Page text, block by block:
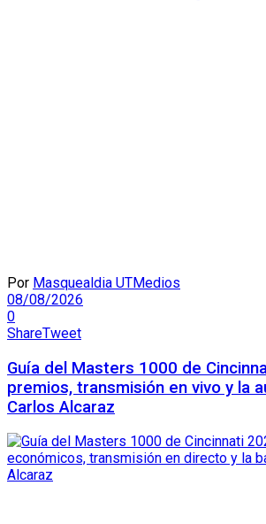
Por Masquealdia UTMedios
08/08/2026
0
ShareTweet
Guía del Masters 1000 de
premios, transmisión en vivo y la
Carlos Alcaraz